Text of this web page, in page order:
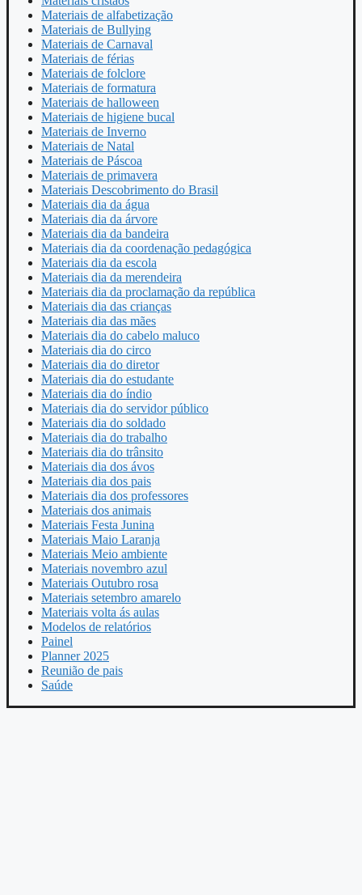
Materiais de alfabetização
Materiais de Bullying
Materiais de Carnaval
Materiais de férias
Materiais de folclore
Materiais de formatura
Materiais de halloween
Materiais de higiene bucal
Materiais de Inverno
Materiais de Natal
Materiais de Páscoa
Materiais de primavera
Materiais Descobrimento do Brasil
Materiais dia da água
Materiais dia da árvore
Materiais dia da bandeira
Materiais dia da coordenação pedagógica
Materiais dia da escola
Materiais dia da merendeira
Materiais dia da proclamação da república
Materiais dia das crianças
Materiais dia das mães
Materiais dia do cabelo maluco
Materiais dia do circo
Materiais dia do diretor
Materiais dia do estudante
Materiais dia do índio
Materiais dia do servidor público
Materiais dia do soldado
Materiais dia do trabalho
Materiais dia do trânsito
Materiais dia dos ávos
Materiais dia dos pais
Materiais dia dos professores
Materiais dos animais
Materiais Festa Junina
Materiais Maio Laranja
Materiais Meio ambiente
Materiais novembro azul
Materiais Outubro rosa
Materiais setembro amarelo
Materiais volta ás aulas
Modelos de relatórios
Painel
Planner 2025
Reunião de pais
Saúde